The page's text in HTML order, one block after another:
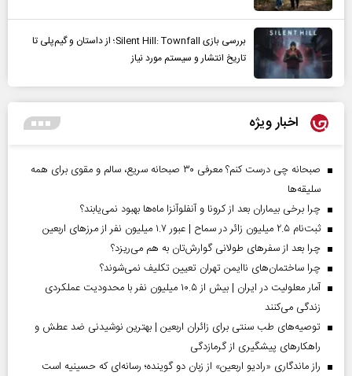
بررسی بازی Silent Hill: Townfall؛ از داستان و گیم‌پلی تا
تاریخ انتشار و سیستم مورد نیاز
اخبار ویژه
صبحانه چی درست کنم؟ معرفی ۳۰ صبحانه سریع، سالم و مقوی برای همه
سلیقه‌ها
چرا برخی بیماران بعد از کرونا و آنفلوآنزا ماه‌ها بهبود نمی‌یابند؟
ثبت‌نام ۲.۵ میلیون زائر در سماح | عبور ۱.۷ میلیون نفر از مرز‌های اربعین
چرا بعد از سفرهای طولانی گوارش‌تان به هم می‌ریزد؟
چرا ساختمان‌های ناایمن تهران تعیین تکلیف نمی‌شوند؟
آمار معلولیت در ایران | بیش از ۱۰.۵ میلیون نفر با محدودیت عملکردی
زندگی می‌کنند
توصیه‌های طب سنتی برای زائران اربعین | بهترین نوشیدنی ضد عطش و
راهکارهای پیشگیری از گرمازدگی
راز ماندگاری «رادیو اربعین» از زبان دو گوینده؛ رسانه‌ای که حسینیه است